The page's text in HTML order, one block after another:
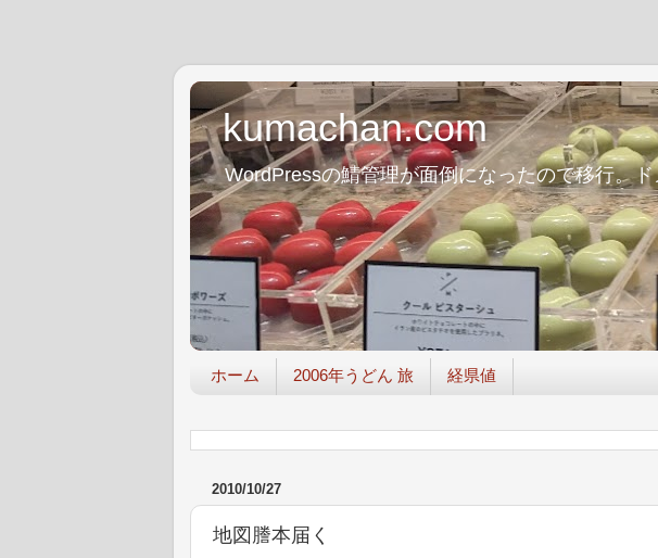
kumachan.com
WordPressの鯖管理が面倒になったので移行。
ホーム 2006年うどん 旅 経県値
2010/10/27
地図謄本届く